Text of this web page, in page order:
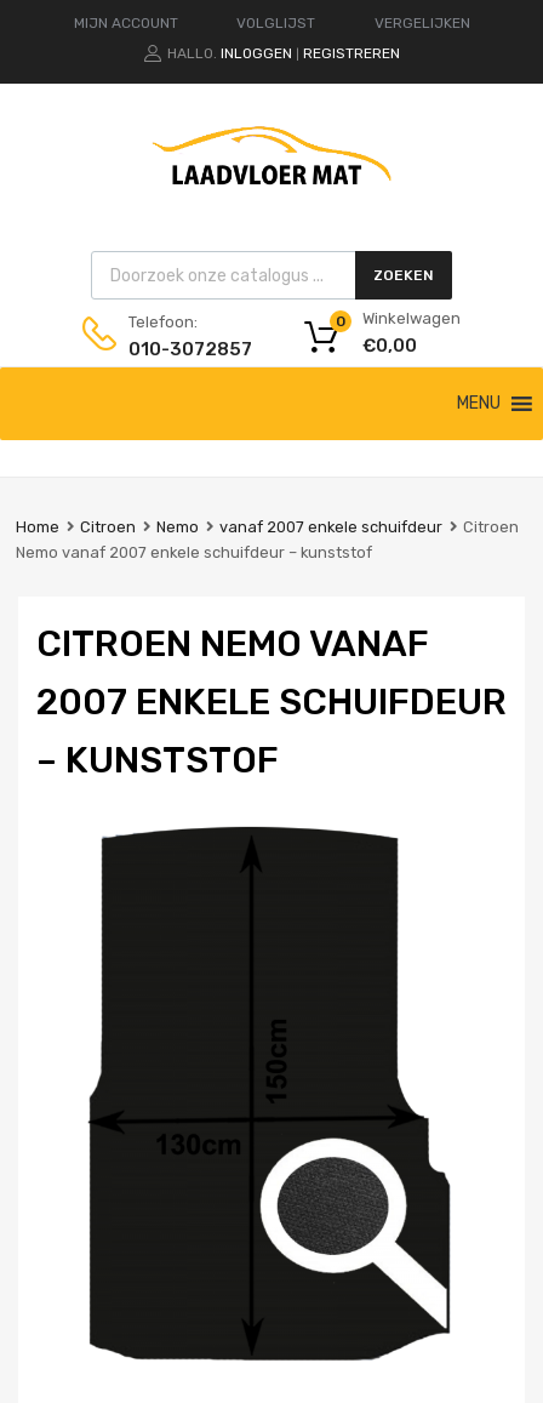
MIJN ACCOUNT VOLGLIJST
VERGELIJKEN
HALLO. INLOGGEN REGISTREREN
Products search ZOEKEN
Telefoon:
010-3072857
Winkelwagen
€0,00
0
de
MENU
Home Citroen Nemo vanaf 2007 enkele schuifdeur
Citroen
Nemo vanaf 2007 enkele schuifdeur – kunststof
CITROEN NEMO VANAF
2007 ENKELE SCHUIFDEUR
– KUNSTSTOF